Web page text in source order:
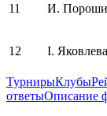
11 И.
12 I. Яковлева
ТурнирыКлубы
ответыОписание